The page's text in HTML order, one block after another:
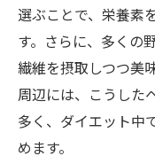
選ぶことで、栄養素
す。さらに、多くの
繊維を摂取しつつ美
周辺には、こうした
多く、ダイエット中
めます。